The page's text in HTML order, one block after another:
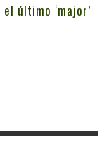
último ‘major’